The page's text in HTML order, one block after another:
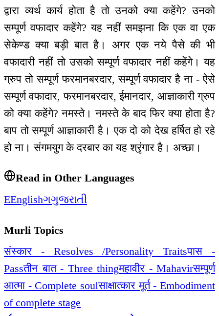
द्वारा व्यर्थ कार्य होता है तो उनको क्या कहेंगे? उनको
सम्पूर्ण वफादार कहेंगे? यह नहीं समझना कि एक वा एक
सेकेण्ड क्या बड़ी बात है। अगर एक नये पैसे की भी
वफादारी नहीं तो उसको सम्पूर्ण वफादार नहीं कहेंगे। यह
ग्रुप तो सम्पूर्ण फरमानबरदार, सम्पूर्ण वफादार है ना - ऐसे
सम्पूर्ण वफादार, फरमानबरदार, ईमानदार, आज्ञाकारी ग्रुप
को क्या कहेंगे? नमस्ते। नमस्ते के बाद फिर क्या होता है?
बाप तो सम्पूर्ण आज्ञाकारी है। एक दो को देख हर्षित हो रहे
हो ना। संगमयुग के दरबार का यह श्रृंगार है। अच्छा।
Read in Other Languages
EEnglishગગુજરાતી
Murli Topics
संस्कार - Resolves /Personality Traitsपास -
Passतीन बात - Three thingमहावीर - Mahavirसम्पूर्ण
आत्मा - Complete soulसाक्षात्कार मूर्त - Embodiment
of complete stage